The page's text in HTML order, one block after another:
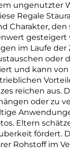
ungenutzter
Regale
Charakter,
gesteigert
im Laufe der
oder
und kann
reichen aus.
oder zu
Eltern
fördert.
Rohstoff im